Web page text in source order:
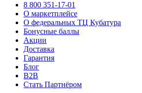
8 800 351-17-01
О маркетплейсе
О федеральных ТЦ Кубатура
Бонусные баллы
Акции
Доставка
Гарантия
Блог
B2B
Стать Партнёром